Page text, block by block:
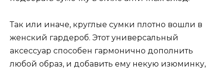
Так или иначе, круглые сумки плотно вошли в
женский гардероб. Этот универсальный
аксессуар способен гармонично дополнить
любой образ, и добавить ему некую изюминку,